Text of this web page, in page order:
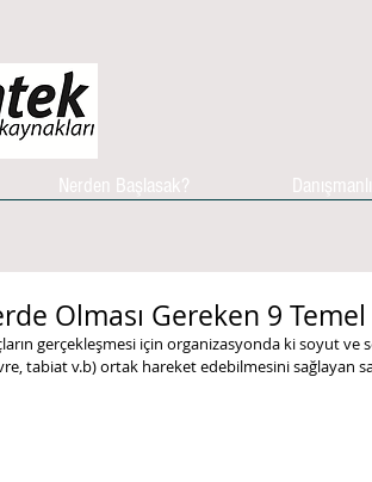
Nerden Başlasak?
Olması Gereken 9
gerçekleşmesi için organizasyonda ki soyut ve
tabiat v.b) ortak hareket edebilmesini sağlayan